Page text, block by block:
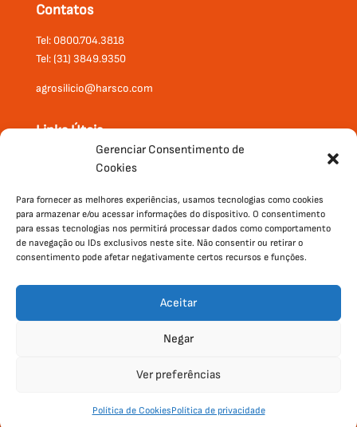
Gerenciar Consentimento de
Cookies
Para fornecer as melhores experiências, usamos tecnologias como cookies
para armazenar e/ou acessar informações do dispositivo. O consentimento
para essas tecnologias nos permitirá processar dados como comportamento
de navegação ou IDs exclusivos neste site. Não consentir ou retirar o
consentimento pode afetar negativamente certos recursos e funções.
Aceitar
Negar
Ver preferências
Política de CookiesPolítica de privacidade
Contatos
Tel: 0800.704.3818
Tel: (31) 3849.9350
agrosilicio@harsco.com
Links Úteis
Onde Comprar
Institucional
Contato
Agência Wert.